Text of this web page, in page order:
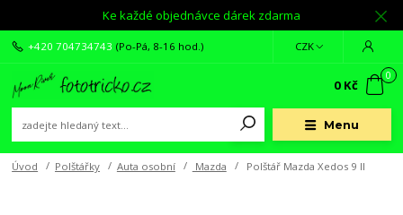
Ke každé objednávce dárek zdarma
Menu
CZK
+420 704734743 (Po-Pá, 8-16 hod.)
0
0 Kč
Úvod Polštářky Auta osobní Mazda Polštář Mazda Xedos 9 II